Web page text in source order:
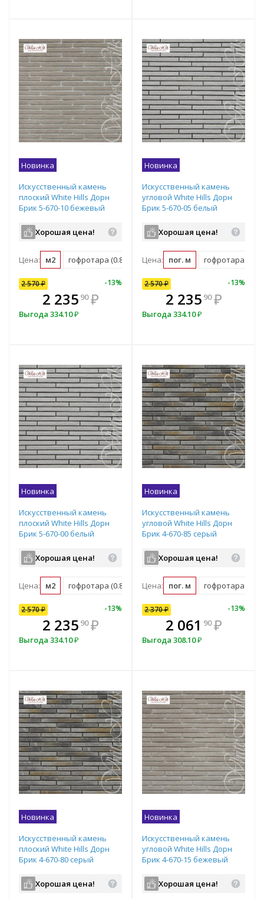
Новинка
Искусственный камень
плоский White Hills Дорн
Брик 5-670-10 бежевый
Хорошая цена!
Цена: м2 гофротара (0.88 м2)
2 570₽ -13%
2 235 90 ₽
Выгода 334.10₽
В комплекте
всегда выгоднее!
Новинка
Искусственный камень
угловой White Hills Дорн
Брик 5-670-05 белый
Хорошая цена!
Цена: пог. м гофротара
7% 2 570 -
2 31300
Выгода257
2 570₽ -13%
2 235 90 ₽
Выгода 334.10₽
Новинка
Искусственный камень
плоский White Hills Дорн
Брик 5-670-00 белый
Хорошая цена!
Цена: м2 гофротара (0.88 м2)
2 570₽ -13%
2 235 90 ₽
Выгода 334.10₽
В комплекте
всегда выгоднее!
Новинка
Искусственный камень
угловой White Hills Дорн
Брик 4-670-85 серый
Хорошая цена!
Цена: пог. м гофротара
7% 2 370 -
2 13300
Выгода237
2 370₽ -13%
2 061 90 ₽
Выгода 308.10₽
Новинка
Искусственный камень
плоский White Hills Дорн
Брик 4-670-80 серый
Хорошая цена!
Новинка
Искусственный камень
угловой White Hills Дорн
Брик 4-670-15 бежевый
Хорошая цена!